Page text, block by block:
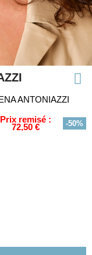
ANTONIAZZI
Prix remisé :
72,50 € -50%